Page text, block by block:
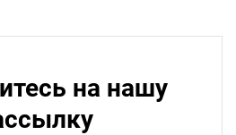
на нашу